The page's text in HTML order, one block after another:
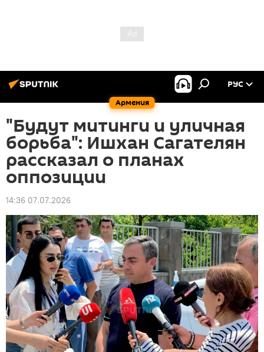
Армения
РУС
"Будут митинги и уличная
борьба": Ишхан Сагателян
рассказал о планах
оппозиции
14:36 07.07.2026